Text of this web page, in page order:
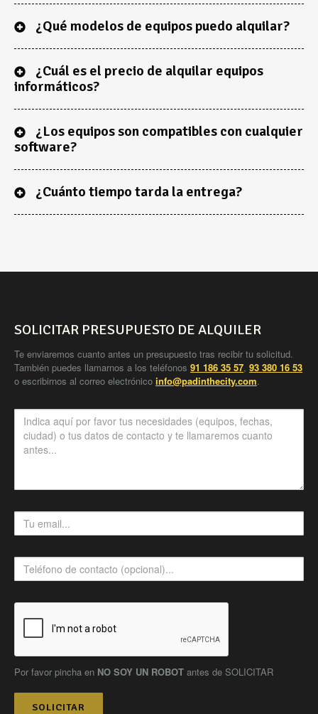
¿Qué modelos de equipos puedo alquilar?
¿Cuál es el precio de alquilar equipos
informáticos?
¿Los equipos son compatibles con cualquier
software?
¿Cuánto tiempo tarda la entrega?
SOLICITAR PRESUPUESTO DE ALQUILER
Te enviaremos cuanto antes un presupuesto tras recibir tu solicitud.
También puedes llamarnos a los teléfonos 91 186 35 57, 93 380 16 53
o escribirnos al correo electrónico info@padinthecity.com.
Por favor pincha en NO SOY UN ROBOT antes de SOLICITAR
SOLICITAR